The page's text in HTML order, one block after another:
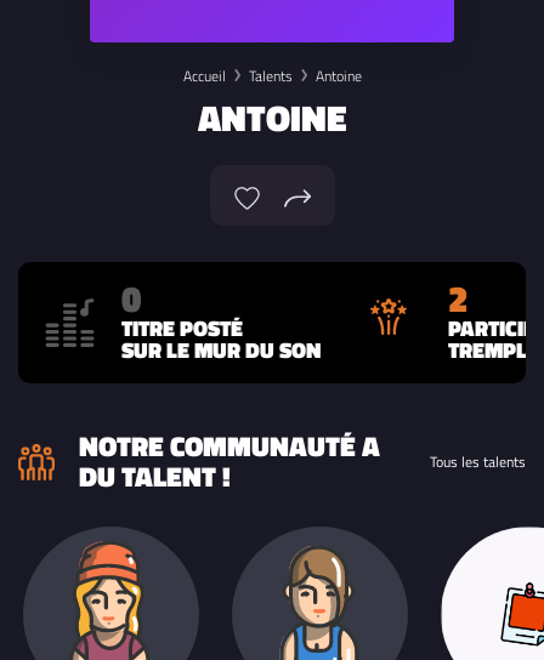
Accueil Talents Antoine
ANTOINE
0
TITRE POSTÉ
SUR LE MUR DU SON
2
NOTRE COMMUNAUTÉ A
DU TALENT ! Tous les talents